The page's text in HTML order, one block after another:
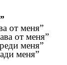
от меня”
от меня”
меня”
меня”